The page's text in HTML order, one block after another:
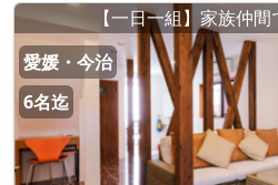
【一日一組】家族仲
愛媛・今治
6名迄